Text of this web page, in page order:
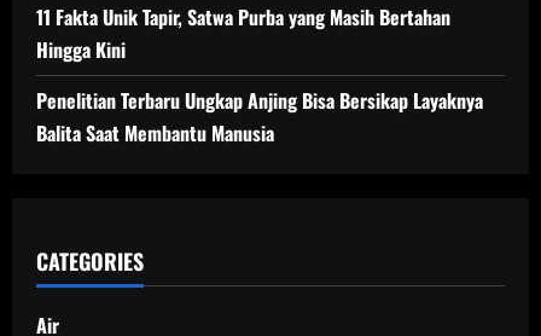
11 Fakta Unik Tapir, Satwa Purba yang Masih Bertahan
Hingga Kini
Penelitian Terbaru Ungkap Anjing Bisa Bersikap Layaknya
Balita Saat Membantu Manusia
CATEGORIES
Air